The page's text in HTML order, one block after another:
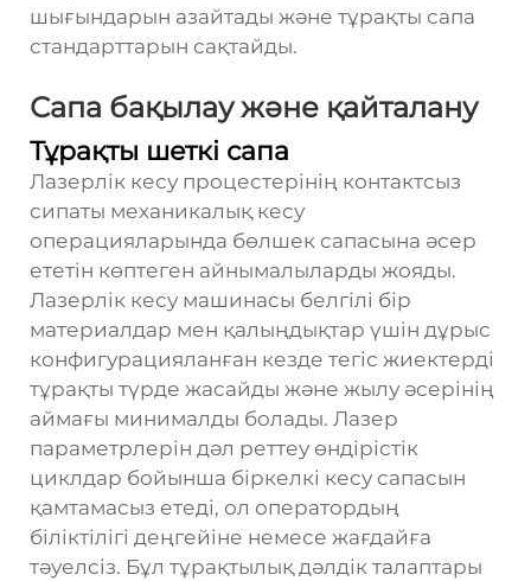
шығындарын азайтады және тұрақты сапа
стандарттарын сақтайды.
Сапа бақылау және қайталану
Тұрақты шеткі сапа
Лазерлік кесу процестерінің контактсыз
сипаты механикалық кесу
операцияларында бөлшек сапасына әсер
ететін көптеген айнымалыларды жояды.
Лазерлік кесу машинасы белгілі бір
материалдар мен қалыңдықтар үшін дұрыс
конфигурацияланған кезде тегіс жиектерді
тұрақты түрде жасайды және жылу әсерінің
аймағы минималды болады. Лазер
параметрлерін дәл реттеу өндірістік
циклдар бойынша біркелкі кесу сапасын
қамтамасыз етеді, ол оператордың
біліктілігі деңгейіне немесе жағдайға
тәуелсіз. Бұл тұрақтылық дәлдік талаптары